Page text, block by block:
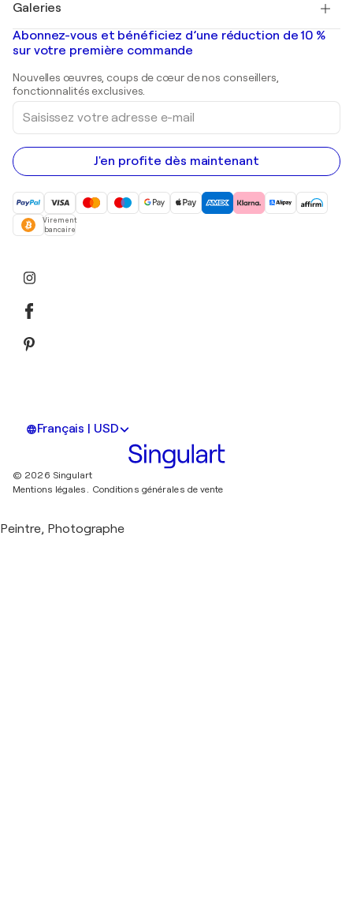
Banksy
Mr. Brainwash
Shepard Fairey
Tableaux abstraits à vendre
Peintures de paysage
Estampes
Peintures acryliques
Galeries
Galeries d'art en France
Galeries d'art en Belgique
Abonnez-vous et bénéficiez d’une réduction de 10 %
sur votre première commande
Nouvelles œuvres, coups de cœur de nos conseillers,
fonctionnalités exclusives.
Saisissez
votre
adresse
e-
mail
J'en profite dès maintenant
Virement
bancaire
Français | USD
© 2026 Singulart
Mentions légales. Conditions générales de vente
Peintre, Photographe